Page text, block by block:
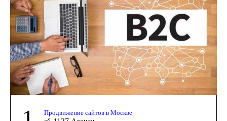
Продвижение сайтов в Москве